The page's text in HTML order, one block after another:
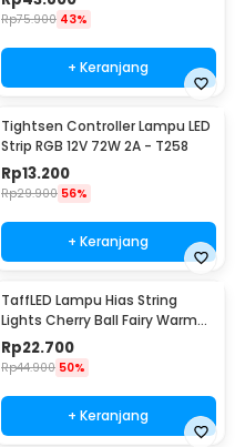
Rp75.900 43%
+ Keranjang
Tightsen Controller Lampu LED
Strip RGB 12V 72W 2A - T258
Rp13.200
Rp29.900 56%
+ Keranjang
TaffLED Lampu Hias String
Lights Cherry Ball Fairy Warm
White 5M - LY20W
Rp22.700
Rp44.900 50%
+ Keranjang